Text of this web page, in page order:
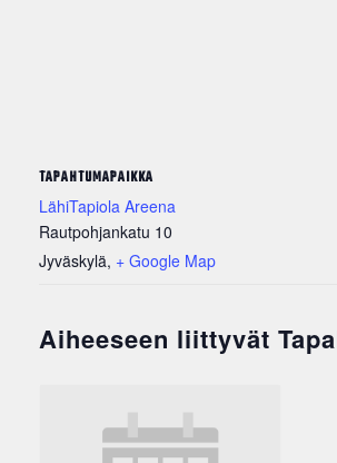
TAPAHTUMAPAIKKA
LähiTapiola Areena
Rautpohjankatu 10
Jyväskylä, + Google Map
Aiheeseen liittyvät